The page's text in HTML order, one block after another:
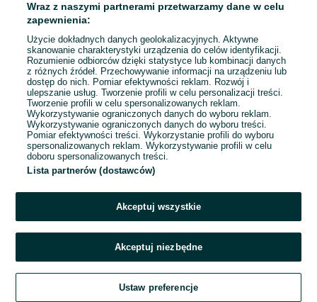
To ogłoszenie nie jest już dostępne
Przejdź na stronę główną
Wraz z naszymi partnerami przetwarzamy dane w celu
zapewnienia:
Użycie dokładnych danych geolokalizacyjnych. Aktywne
skanowanie charakterystyki urządzenia do celów identyfikacji.
Rozumienie odbiorców dzięki statystyce lub kombinacji danych
z różnych źródeł. Przechowywanie informacji na urządzeniu lub
dostęp do nich. Pomiar efektywności reklam. Rozwój i
ulepszanie usług. Tworzenie profili w celu personalizacji treści.
Tworzenie profili w celu spersonalizowanych reklam.
Wykorzystywanie ograniczonych danych do wyboru reklam.
Wykorzystywanie ograniczonych danych do wyboru treści.
Pomiar efektywności treści. Wykorzystanie profili do wyboru
spersonalizowanych reklam. Wykorzystywanie profili w celu
doboru spersonalizowanych treści.
Lista partnerów (dostawców)
Akceptuj wszystkie
Akceptuj niezbędne
Ustaw preferencje